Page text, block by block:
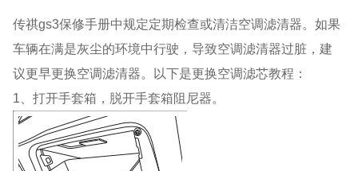
传祺gs3保修手册中规定定期检查或清洁空调滤清器。如果
车辆在满是灰尘的环境中行驶，导致空调滤清器过脏，建
议更早更换空调滤清器。以下是更换空调滤芯教程：
1、打开手套箱，脱开手套箱阻尼器。